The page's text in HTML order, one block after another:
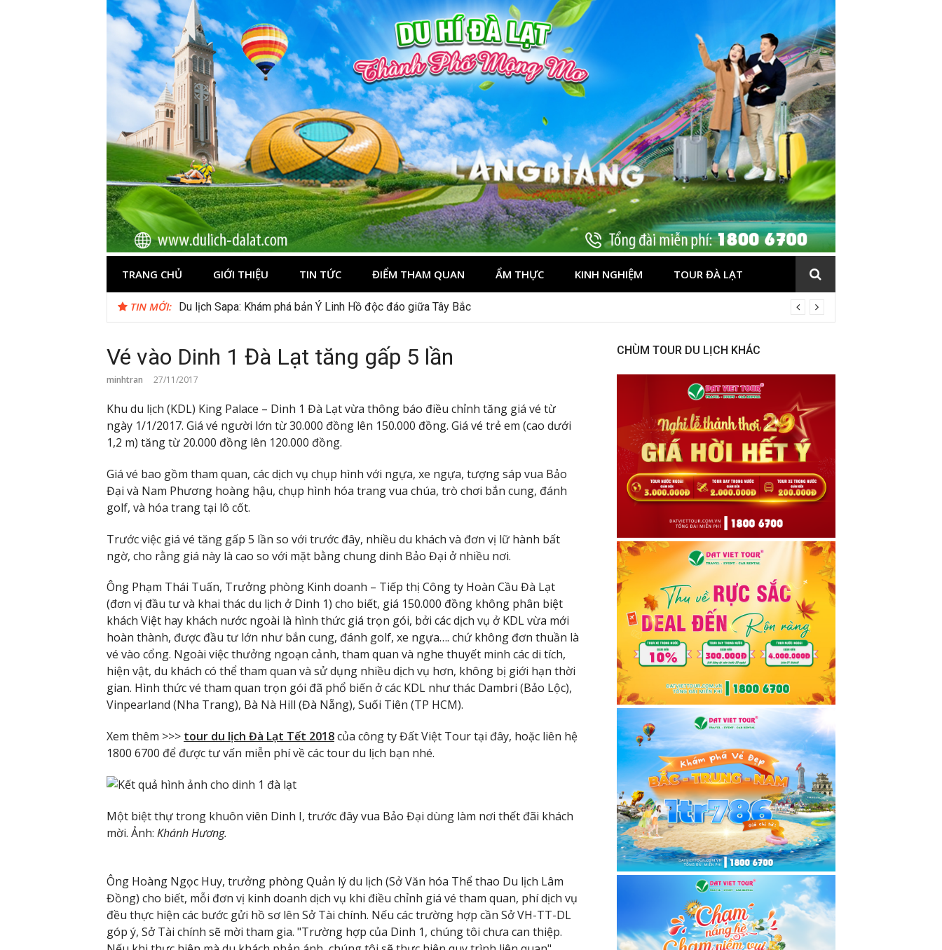
Du lịch Đà Lạt
TRANG CHỦ GIỚI THIỆU TIN TỨC ĐIỂM THAM QUAN ẨM THỰC KINH NGHIỆM TOUR ĐÀ LẠT
TIN MỚI: Du lịch Sapa: Khám phá bản Ý Linh Hồ độc đáo giữa Tây Bắc
Vé vào Dinh 1 Đà Lạt tăng gấp 5 lần
minhtran 27/11/2017
Khu du lịch (KDL) King Palace – Dinh 1 Đà Lạt vừa thông báo điều chỉnh tăng giá vé từ
ngày 1/1/2017. Giá vé người lớn từ 30.000 đồng lên 150.000 đồng. Giá vé trẻ em (cao dưới
1,2 m) tăng từ 20.000 đồng lên 120.000 đồng.
Giá vé bao gồm tham quan, các dịch vụ chụp hình với ngựa, xe ngựa, tượng sáp vua Bảo
Đại và Nam Phương hoàng hậu, chụp hình hóa trang vua chúa, trò chơi bắn cung, đánh
golf, và hóa trang tại lô cốt.
Trước việc giá vé tăng gấp 5 lần so với trước đây, nhiều du khách và đơn vị lữ hành bất
ngờ, cho rằng giá này là cao so với mặt bằng chung dinh Bảo Đại ở nhiều nơi.
Ông Phạm Thái Tuấn, Trưởng phòng Kinh doanh – Tiếp thị Công ty Hoàn Cầu Đà Lạt
(đơn vị đầu tư và khai thác du lịch ở Dinh 1) cho biết, giá 150.000 đồng không phân biệt
khách Việt hay khách nước ngoài là hình thức giá trọn gói, bởi các dịch vụ ở KDL vừa mới
hoàn thành, được đầu tư lớn như bắn cung, đánh golf, xe ngựa…. chứ không đơn thuần là
vé vào cổng. Ngoài việc thưởng ngoạn cảnh, tham quan và nghe thuyết minh các di tích,
hiện vật, du khách có thể tham quan và sử dụng nhiều dịch vụ hơn, không bị giới hạn thời
gian. Hình thức vé tham quan trọn gói đã phổ biến ở các KDL như thác Dambri (Bảo Lộc),
Vinpearland (Nha Trang), Bà Nà Hill (Đà Nẵng), Suối Tiên (TP HCM).
Xem thêm >>> tour du lịch Đà Lạt Tết 2018của công ty Đất Việt Tour tại đây, hoặc liên hệ
1800 6700 để được tư vấn miễn phí về các tour du lịch bạn nhé.
Một biệt thự trong khuôn viên Dinh I, trước đây vua Bảo Đại dùng làm nơi thết đãi khách
mời. Ảnh: Khánh Hương.
Ông Hoàng Ngọc Huy, trưởng phòng Quản lý du lịch (Sở Văn hóa Thể thao Du lịch Lâm
Đồng) cho biết, mỗi đơn vị kinh doanh dịch vụ khi điều chỉnh giá vé tham quan, phí dịch vụ
đều thực hiện các bước gửi hồ sơ lên Sở Tài chính. Nếu các trường hợp cần Sở VH-TT-DL
góp ý, Sở Tài chính sẽ mời tham gia. "Trường hợp của Dinh 1, chúng tôi chưa can thiệp.
CHÙM TOUR DU LỊCH KHÁC